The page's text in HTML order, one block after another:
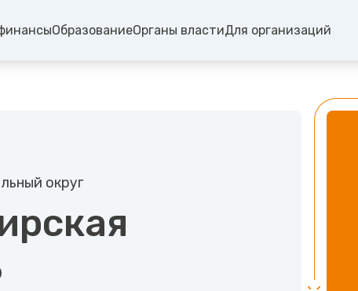
ОбразованиеОрганы властиДля организаций
округ